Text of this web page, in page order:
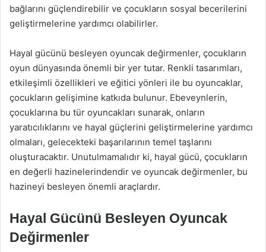
bağlarını güçlendirebilir ve çocukların sosyal becerilerini
geliştirmelerine yardımcı olabilirler.
Hayal gücünü besleyen oyuncak değirmenler, çocukların
oyun dünyasında önemli bir yer tutar. Renkli tasarımları,
etkileşimli özellikleri ve eğitici yönleri ile bu oyuncaklar,
çocukların gelişimine katkıda bulunur. Ebeveynlerin,
çocuklarına bu tür oyuncakları sunarak, onların
yaratıcılıklarını ve hayal güçlerini geliştirmelerine yardımcı
olmaları, gelecekteki başarılarının temel taşlarını
oluşturacaktır. Unutulmamalıdır ki, hayal gücü, çocukların
en değerli hazinelerindendir ve oyuncak değirmenler, bu
hazineyi besleyen önemli araçlardır.
Hayal Gücünü Besleyen Oyuncak
Değirmenler